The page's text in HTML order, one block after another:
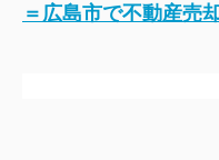
＝広島市で不動産売